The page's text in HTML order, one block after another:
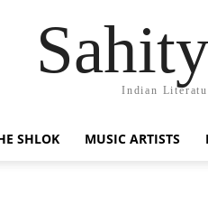
Indian
SHLOK MUSIC ARTISTS